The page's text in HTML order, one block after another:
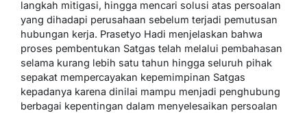
langkah mitigasi, hingga mencari solusi atas persoalan
yang dihadapi perusahaan sebelum terjadi pemutusan
hubungan kerja. Prasetyo Hadi menjelaskan bahwa
proses pembentukan Satgas telah melalui pembahasan
selama kurang lebih satu tahun hingga seluruh pihak
sepakat mempercayakan kepemimpinan Satgas
kepadanya karena dinilai mampu menjadi penghubung
berbagai kepentingan dalam menyelesaikan persoalan